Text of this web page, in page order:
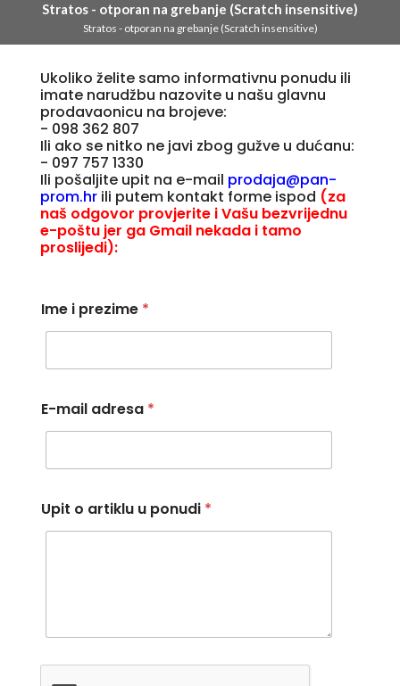
Stratos - otporan na grebanje (Scratch insensitive)
Stratos - otporan na grebanje (Scratch insensitive)
Ukoliko želite samo informativnu ponudu ili
imate narudžbu nazovite u našu glavnu
prodavaonicu na brojeve:
- 098 362 807
Ili ako se nitko ne javi zbog gužve u dućanu:
- 097 757 1330
Ili pošaljite upit na e-mail prodaja@pan-
prom.hrili putem kontakt forme ispod (za
naš odgovor provjerite i Vašu bezvrijednu
e-poštu jer ga Gmail nekada i tamo
proslijedi):
Ime i prezime *
E-mail adresa *
Upit o artiklu u ponudi *